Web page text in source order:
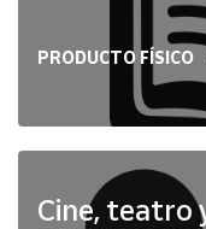
PRODUCTO FÍSICO
Cine, teatro